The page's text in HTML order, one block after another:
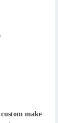
make